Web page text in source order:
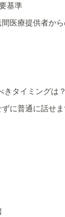
基準
医療提供者か
タイミングは？
に普通に話せま